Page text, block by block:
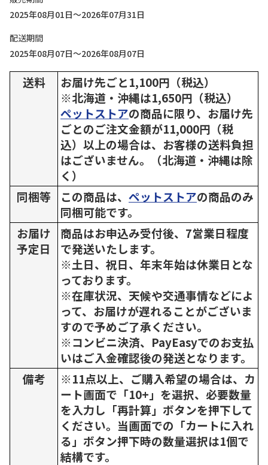
2025年08月01日～2026年07月31日
配送期間
2025年08月07日～2026年08月07日
送料
お届け先ごと1,100円（税込）
※北海道・沖縄は1,650円（税込）
ペットストアの商品に限り、お届け先
ごとのご注文金額が11,000円（税
込）以上の場合は、お客様の送料負担
はございません。（北海道・沖縄は除
く）
同梱等
この商品は、 ペットストアの商品のみ
同梱可能です。
お届け
予定日
商品はお申込み受付後、7営業日程度
で発送いたします。
※土日、祝日、年末年始は休業日とな
っております。
※在庫状況、天候や交通事情などによ
って、お届けが遅れることがございま
すので予めご了承ください。
※コンビニ決済、PayEasyでのお支払
いはご入金確認後の発送となります。
備考
※11点以上、ご購入希望の場合は、カ
ート画面で「10+」を選択、必要数量
を入力し「再計算」ボタンを押下して
ください。当画面での「カートに入れ
る」ボタン押下時の数量選択は1個で
結構です。